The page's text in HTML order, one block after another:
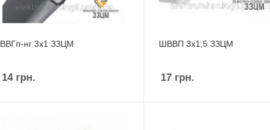
ВВГп-нг 3х1 ЗЗЦМ
14грн.
ШВВП 3х1,5 ЗЗЦМ
17грн.